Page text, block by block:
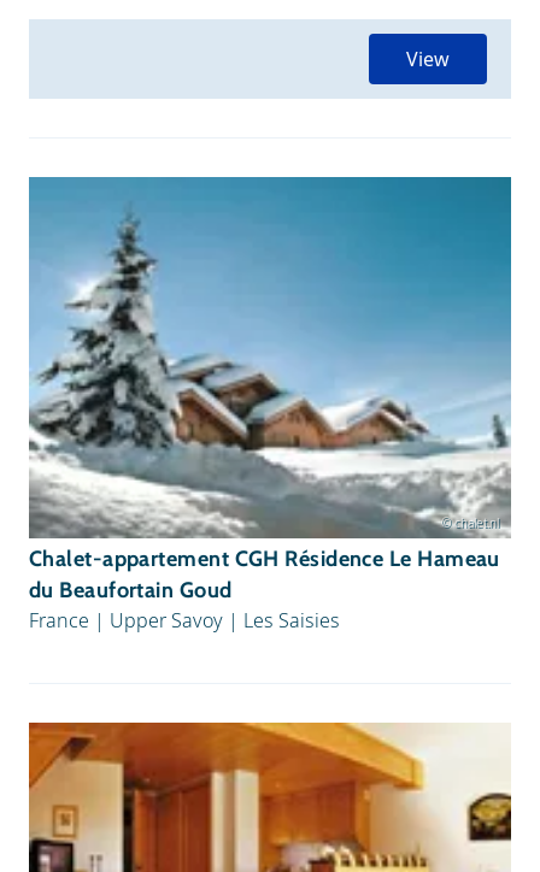
View
© chalet.nl
Chalet-appartement CGH Résidence Le Hameau
du Beaufortain Goud
France | Upper Savoy | Les Saisies